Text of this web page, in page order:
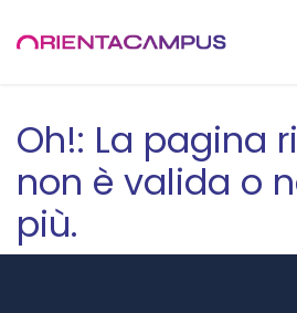
Oh!: La pagina
non è valida o
più.